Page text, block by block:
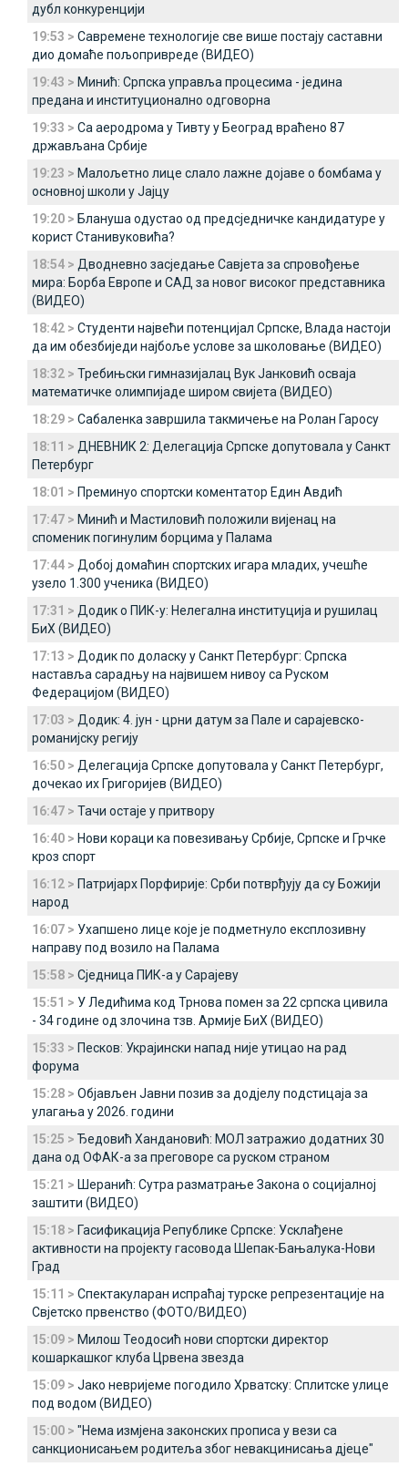
дубл конкуренцији
19:53 > Савремене технологије све више постају саставни
дио домаће пољопривреде (ВИДЕО)
19:43 > Минић: Српска управља процесима - једина
предана и институционално одговорна
19:33 > Са аеродрома у Тивту у Београд враћено 87
држављана Србије
19:23 > Малољетно лице слало лажне дојаве о бомбама у
основној школи у Јајцу
19:20 > Блануша одустао од предсједничке кандидатуре у
корист Станивуковића?
18:54 > Дводневно засједање Савјета за спровођење
мира: Борба Европе и САД за новог високог представника
(ВИДЕО)
18:42 > Студенти највећи потенцијал Српске, Влада настоји
да им обезбиједи најбоље услове за школовање (ВИДЕО)
18:32 > Требињски гимназијалац Вук Јанковић осваја
математичке олимпијаде широм свијета (ВИДЕО)
18:29 > Сабаленка завршила такмичење на Ролан Гаросу
18:11 > ДНЕВНИК 2: Делегација Српске допутовала у Санкт
Петербург
18:01 > Преминуо спортски коментатор Един Авдић
17:47 > Минић и Мастиловић положили вијенац на
споменик погинулим борцима у Палама
17:44 > Добој домаћин спортских игара младих, учешће
узело 1.300 ученика (ВИДЕО)
17:31 > Додик о ПИК-у: Нелегална институција и рушилац
БиХ (ВИДЕО)
17:13 > Додик по доласку у Санкт Петербург: Српска
наставља сарадњу на највишем нивоу са Руском
Федерацијом (ВИДЕО)
17:03 > Додик: 4. јун - црни датум за Пале и сарајевско-
романијску регију
16:50 > Делегација Српске допутовала у Санкт Петербург,
дочекао их Григоријев (ВИДЕО)
16:47 > Тачи остаје у притвору
16:40 > Нови кораци ка повезивању Србије, Српске и Грчке
кроз спорт
16:12 > Патријарх Порфирије: Срби потврђују да су Божији
народ
16:07 > Ухапшено лице које је подметнуло експлозивну
направу под возило на Палама
15:58 > Сједница ПИК-а у Сарајеву
15:51 > У Ледићима код Трнова помен за 22 српска цивила
- 34 године од злочина тзв. Армије БиХ (ВИДЕО)
15:33 > Песков: Украјински напад није утицао на рад
форума
15:28 > Објављен Јавни позив за додјелу подстицаја за
улагања у 2026. години
15:25 > Ђедовић Хандановић: МОЛ затражио додатних 30
дана од ОФАК-а за преговоре са руском страном
15:21 > Шеранић: Сутра разматрање Закона о социјалној
заштити (ВИДЕО)
15:18 > Гасификација Републике Српске: Усклађене
активности на пројекту гасовода Шепак-Бањалука-Нови
Град
15:11 > Спектакуларан испраћај турске репрезентације на
Свјетско првенство (ФОТО/ВИДЕО)
15:09 > Милош Теодосић нови спортски директор
кошаркашког клуба Црвена звезда
15:09 > Јако невријеме погодило Хрватску: Сплитске улице
под водом (ВИДЕО)
15:00 > "Нема измјена законских прописа у вези са
санкционисањем родитеља због невакцинисања дјеце"